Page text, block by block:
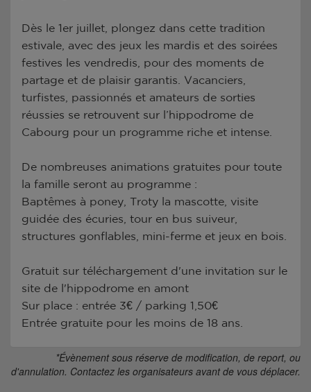
Dès le 1er juillet, plongez dans cette tradition
estivale, avec des jeux les mardis et des soirées
festives les vendredis, pour des moments de
partage et de plaisir garantis. Vacanciers,
turfistes, passionnés et amateurs de sorties
réussies se retrouvent sur l’hippodrome de
Cabourg pour un programme riche et intense.
De nombreuses animations gratuites pour toute
la famille seront au programme :
Baptêmes à poney, Troty la mascotte, visite
guidée des écuries, tour en bus suiveur,
structures gonflables, mini-ferme et jeux en bois.
Gratuit sur téléchargement d'une invitation sur le
site de l'hippodrome en amont
Sur place : entrée 3€ / parking 1,50€
Entrée gratuite pour les moins de 18 ans.
*Évènement sous réserve de modification, de report, ou
d'annulation. Contactez les organisateurs avant de vous déplacer.